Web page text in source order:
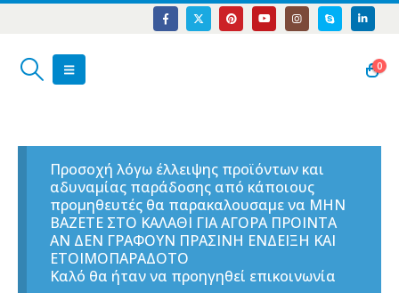
0
Προσοχή λόγω έλλειψης προϊόντων και
αδυναμίας παράδοσης από κάποιους
προμηθευτές θα παρακαλουσαμε να ΜΗΝ
ΒΑΖΕΤΕ ΣΤΟ ΚΑΛΑΘΙ ΓΙΑ ΑΓΟΡΑ ΠΡΟΙΝΤΑ
ΑΝ ΔΕΝ ΓΡΑΦΟΥΝ ΠΡΑΣΙΝΗ ΕΝΔΕΙΞΗ ΚΑΙ
ΕΤΟΙΜΟΠΑΡΑΔΟΤΟ
Καλό θα ήταν να προηγηθεί επικοινωνία